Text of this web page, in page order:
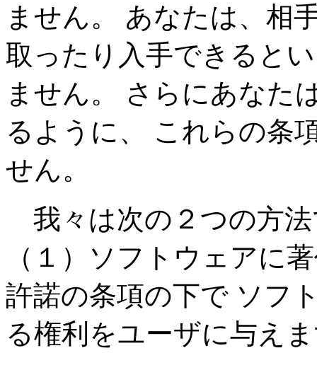
ません。 あなたは、相
取ったり入手できると
ません。 さらにあなた
るように、 これらの条
せん。
我々は次の２つの方
（１）ソフトウェアに
許諾の条項の下で ソフ
る権利をユーザに与え